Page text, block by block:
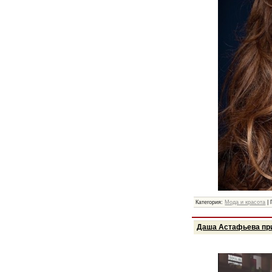
Категория: Мода и красота
Даша Астафьева